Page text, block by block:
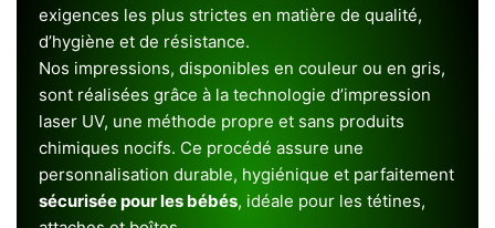
exigences les plus strictes en matière de qualité,
d’hygiène et de résistance.
Nos impressions, disponibles en couleur ou en gris,
sont réalisées grâce à la technologie d’impression
laser UV, une méthode propre et sans produits
chimiques nocifs. Ce procédé assure une
personnalisation durable, hygiénique et parfaitement
sécurisée pour les bébés, idéale pour les tétines,